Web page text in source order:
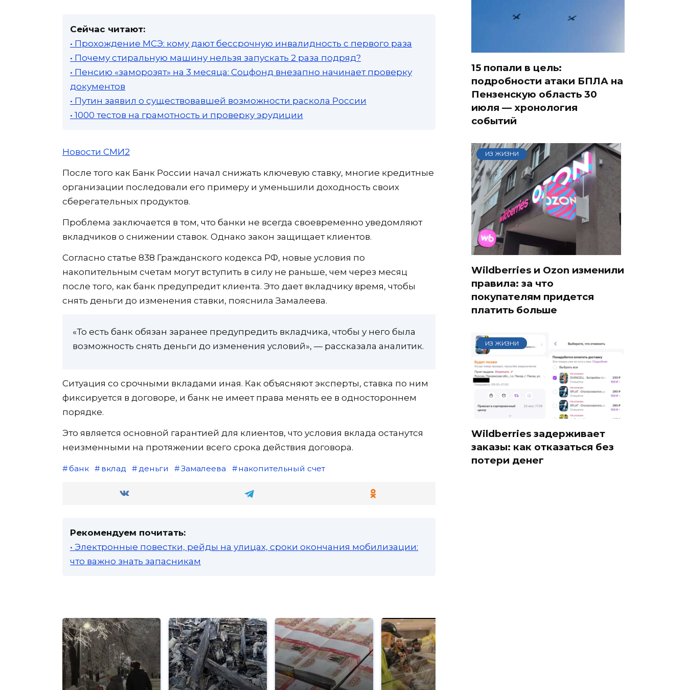
Сейчас читают:
• Прохождение МСЭ: кому дают бессрочную инвалидность с первого раза
• Почему стиральную машину нельзя запускать 2 раза подряд?
• Пенсию «заморозят» на 3 месяца: Соцфонд внезапно начинает проверку
документов
• Путин заявил о существовавшей возможности раскола России
• 1000 тестов на грамотность и проверку эрудиции
Новости СМИ2
После того как Банк России начал снижать ключевую ставку, многие кредитные
организации последовали его примеру и уменьшили доходность своих
сберегательных продуктов.
Проблема заключается в том, что банки не всегда своевременно уведомляют
вкладчиков о снижении ставок. Однако закон защищает клиентов.
Согласно статье 838 Гражданского кодекса РФ, новые условия по
накопительным счетам могут вступить в силу не раньше, чем через месяц
после того, как банк предупредит клиента. Это дает вкладчику время, чтобы
снять деньги до изменения ставки, пояснила Замалеева.
«То есть банк обязан заранее предупредить вкладчика, чтобы у него была
возможность снять деньги до изменения условий», — рассказала аналитик.
Ситуация со срочными вкладами иная. Как объясняют эксперты, ставка по ним
фиксируется в договоре, и банк не имеет права менять ее в одностороннем
порядке.
Это является основной гарантией для клиентов, что условия вклада останутся
неизменными на протяжении всего срока действия договора.
банк вклад деньги Замалеева накопительный счет
Рекомендуем почитать:
• Электронные повестки, рейды на улицах, сроки окончания мобилизации:
что важно знать запасникам
15 попали в цель:
подробности атаки БПЛА на
Пензенскую область 30
июля — хронология
событий
ИЗ ЖИЗНИ
Wildberries и Ozon изменили
правила: за что
покупателям придется
платить больше
ИЗ ЖИЗНИ
Wildberries задерживает
заказы: как отказаться без
потери денег